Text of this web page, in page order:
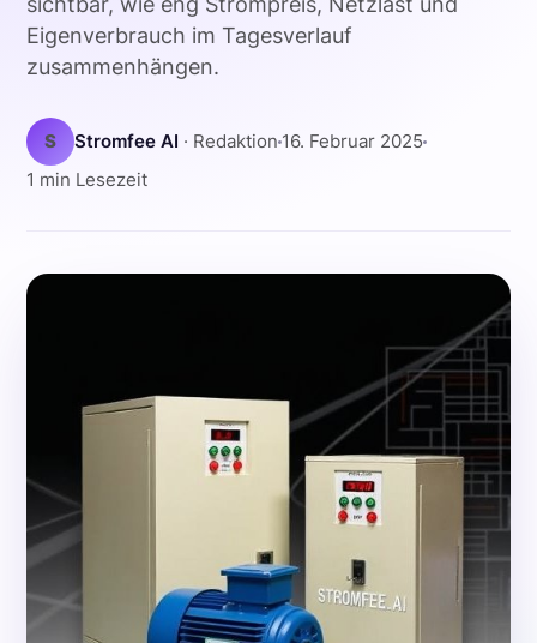
Eigenverbrauch im Tagesverlauf
zusammenhängen.
S Stromfee AI · Redaktion 16. Februar 2025
1 min Lesezeit